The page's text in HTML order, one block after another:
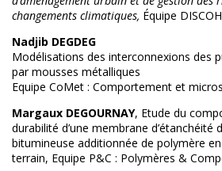
changements climatiques, Équipe DISCOH
Nadjib DEGDEG
Modélisations des interconnexions des
par mousses métalliques
Equipe CoMet : Comportement et
Margaux DEGOURNAY, Etude du
durabilité d’une membrane d’étanchéité
bitumineuse additionnée de polymère
terrain, Equipe P&C : Polymères &